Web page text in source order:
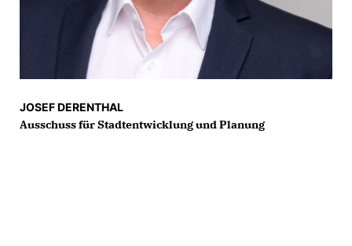
JOSEF DERENTHAL
Ausschuss für Stadtentwicklung und Planung